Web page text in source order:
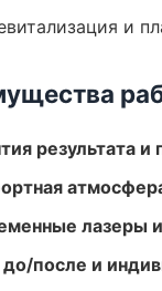
и
результата
лазеры
после и